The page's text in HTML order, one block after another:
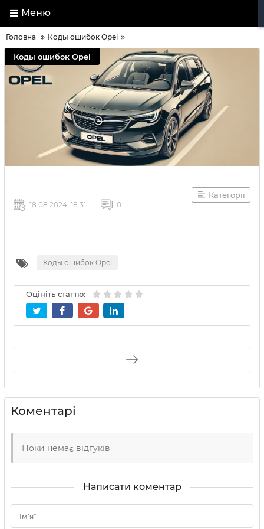
Меню
Головна Коды ошибок Opel
Коды ошибок Opel
Категорії
18 08 2024, 18:31 0
Коды ошибок Opel
Оцініть статтю:
Коментарі
Поки немає відгуків
Написати коментар
Ім'я*